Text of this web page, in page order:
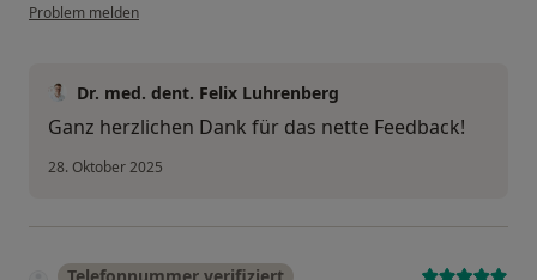
Problem melden
Dr. med. dent. Felix Luhrenberg
Ganz herzlichen Dank für das nette Feedback!
28. Oktober 2025
Telefonnummer verifiziert